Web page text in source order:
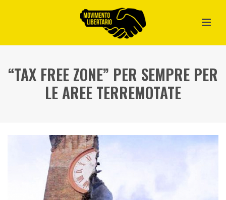
“TAX FREE ZONE” PER SEMPRE PER
LE AREE TERREMOTATE